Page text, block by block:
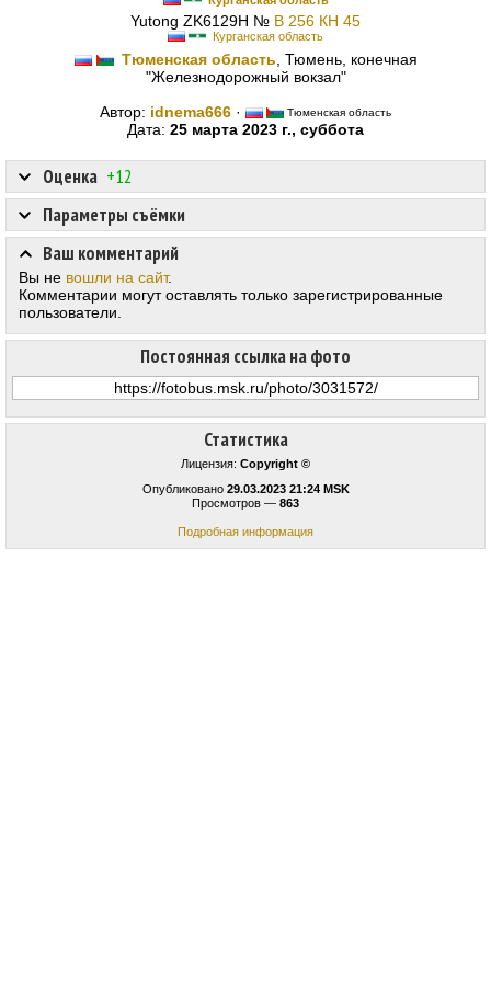
Yutong ZK6129H № В 256 КН 45
Курганская область
Тюменская область, Тюмень, конечная
"Железнодорожный вокзал"
Автор: idnema666 · Тюменская область
Дата: 25 марта 2023 г., суббота
Статистика
Лицензия: Copyright ©
Опубликовано 29.03.2023 21:24 MSK
Просмотров — 863
Подробная информация
Оценка +12
Постоянная ссылка на фото
Параметры съёмки
Ваш комментарий
Вы не вошли на сайт.
Комментарии могут оставлять только зарегистрированные
пользователи.